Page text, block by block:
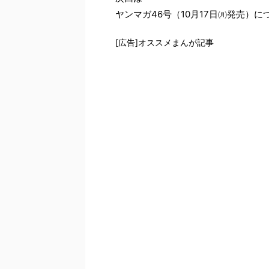
ヤンマガ46号（10月17日㈪発売）に
[広告]オススメまんが記事